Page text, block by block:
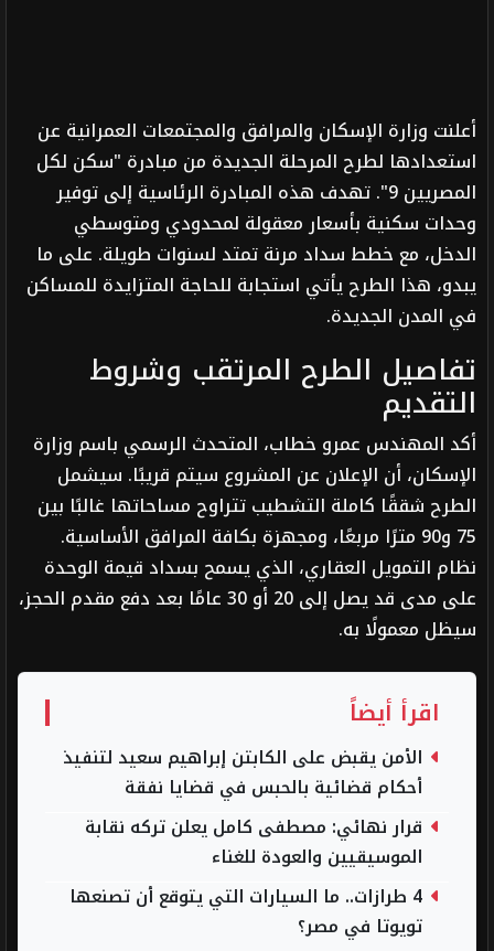
أعلنت وزارة الإسكان والمرافق والمجتمعات العمرانية عن
استعدادها لطرح المرحلة الجديدة من مبادرة "سكن لكل
المصريين 9". تهدف هذه المبادرة الرئاسية إلى توفير
وحدات سكنية بأسعار معقولة لمحدودي ومتوسطي
الدخل، مع خطط سداد مرنة تمتد لسنوات طويلة. على ما
يبدو، هذا الطرح يأتي استجابة للحاجة المتزايدة للمساكن
في المدن الجديدة.
تفاصيل الطرح المرتقب وشروط
التقديم
أكد المهندس عمرو خطاب، المتحدث الرسمي باسم وزارة
الإسكان، أن الإعلان عن المشروع سيتم قريبًا. سيشمل
الطرح شققًا كاملة التشطيب تتراوح مساحاتها غالبًا بين
75 و90 مترًا مربعًا، ومجهزة بكافة المرافق الأساسية.
نظام التمويل العقاري، الذي يسمح بسداد قيمة الوحدة
على مدى قد يصل إلى 20 أو 30 عامًا بعد دفع مقدم الحجز،
سيظل معمولًا به.
اقرأ أيضاً
الأمن يقبض على الكابتن إبراهيم سعيد لتنفيذ
أحكام قضائية بالحبس في قضايا نفقة
قرار نهائي: مصطفى كامل يعلن تركه نقابة
الموسيقيين والعودة للغناء
4 طرازات.. ما السيارات التي يتوقع أن تصنعها
تويوتا في مصر؟